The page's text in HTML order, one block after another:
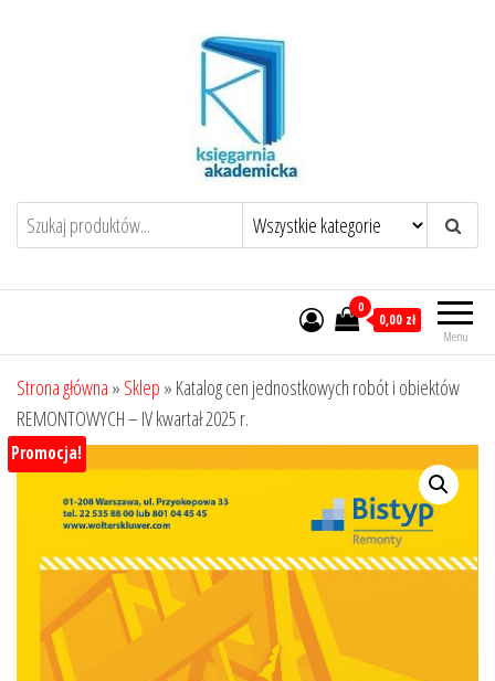
Menu
0
0,00 zł
Strona główna » Sklep » Katalog cen jednostkowych robót i obiektów
REMONTOWYCH – IV kwartał 2025 r.
Promocja!